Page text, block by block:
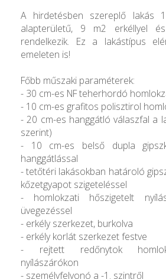
A hirdetésben szereplő lakás
alapterületű, 9 m2 erkéllyel
rendelkezik. Ez a lakástípus
emeleten is!
Főbb műszaki paraméterek:
- 30 cm-es NF teherhordó
- 10 cm-es grafitos polisztirol
- 20 cm-es hanggátló válaszfal a
szerint)
- 10 cm-es belső dupla
hanggátlással
- tetőtéri lakásokban határoló
kőzetgyapot szigeteléssel
- homlokzati hőszigetelt
üvegezéssel
- erkély szerkezet, burkolva
- erkély korlát szerkezet festve
- rejtett redőnytok
nyílászárókon
- személyfelvonó a -1. szintről